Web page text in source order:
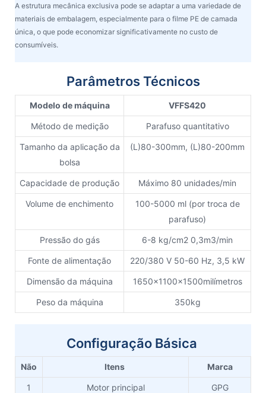
A estrutura mecânica exclusiva pode se adaptar a uma variedade de
materiais de embalagem, especialmente para o filme PE de camada
única, o que pode economizar significativamente no custo de
consumíveis.
Parâmetros Técnicos
Modelo de máquina VFFS420
Método de medição Parafuso quantitativo
Tamanho da aplicação da
bolsa
(L)80-300mm, (L)80-200mm
Capacidade de produção Máximo 80 unidades/min
Volume de enchimento
100-5000 ml (por troca de
parafuso)
Pressão do gás 6-8 kg/cm2 0,3m3/min
Fonte de alimentação 220/380 V 50-60 Hz, 3,5 kW
Dimensão da máquina 1650x1100x1500milímetros
Peso da máquina 350kg
Configuração Básica
Não Itens Marca
1 Motor principal GPG